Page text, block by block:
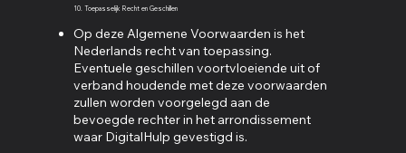
10. Toepasselijk Recht en Geschillen
Op deze Algemene Voorwaarden is het
Nederlands recht van toepassing.
Eventuele geschillen voortvloeiende uit of
verband houdende met deze voorwaarden
zullen worden voorgelegd aan de
bevoegde rechter in het arrondissement
waar DigitalHulp gevestigd is.